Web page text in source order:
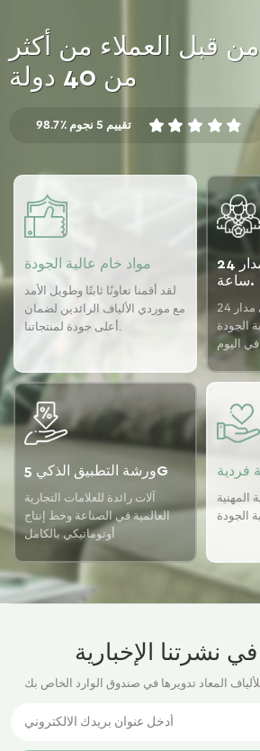
قبل العملاء من أكثر
من 40 دولة
98.7٪ تقييم 5 نجوم
مواد خام عالية الجودة
لقد أقمنا تعاونًا ثابتًا وطويل الأمد
مع موردي الألياف الرائدين لضمان
أعلى جودة لمنتجاتنا.
مراقبة الجودة على مدار 24
ساعة.
مراقبة الجودة على مدار 24
الجودة
ساعة في اليوم
الجودة
USTER لضمان اتساق الجودة
ورشة التطبيق الذكي 5G
آلات رائدة للعلامات التجارية
العالمية في الصناعة وخط إنتاج
أوتوماتيكي بالكامل
فردية
المهنية
الجودة
نشرتنا الإخبارية